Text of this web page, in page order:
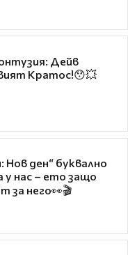
Дейв
Кратос!😯💥
Нов ден“ буквално
у нас – ето защо
за него👀🎬